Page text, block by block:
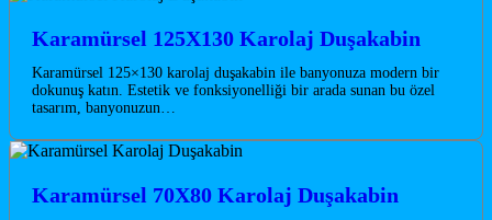
Karamürsel 125X130 Karolaj Duşakabin
Karamürsel 125×130 karolaj duşakabin ile banyonuza modern bir
dokunuş katın. Estetik ve fonksiyonelliği bir arada sunan bu özel
tasarım, banyonuzun…
Karamürsel 70X80 Karolaj Duşakabin